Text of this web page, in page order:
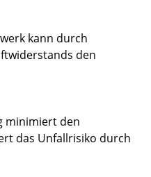
kann durch
den
minimiert den
das Unfallrisiko durch